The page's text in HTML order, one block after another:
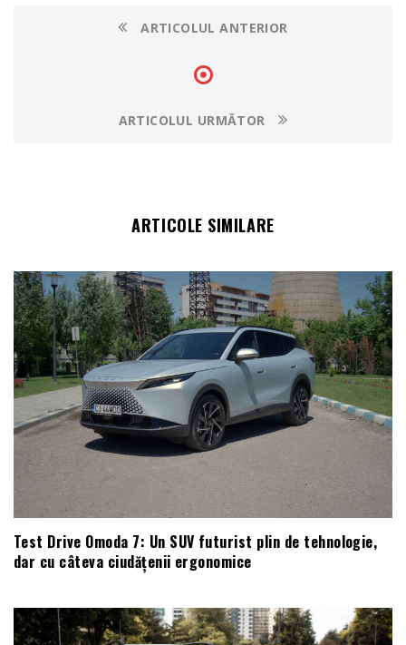
ARTICOLUL ANTERIOR
ARTICOLUL URMĂTOR
ARTICOLE SIMILARE
Test Drive Omoda 7: Un SUV futurist plin de tehnologie,
dar cu câteva ciudățenii ergonomice